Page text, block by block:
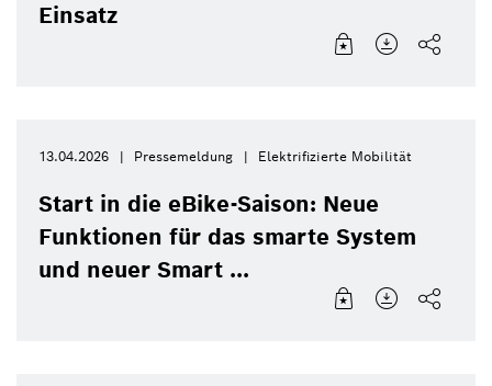
Einsatz
13.04.2026 Pressemeldung Elektrifizierte Mobilität
Start in die eBike-Saison: Neue
Funktionen für das smarte System
und neuer Smart ...